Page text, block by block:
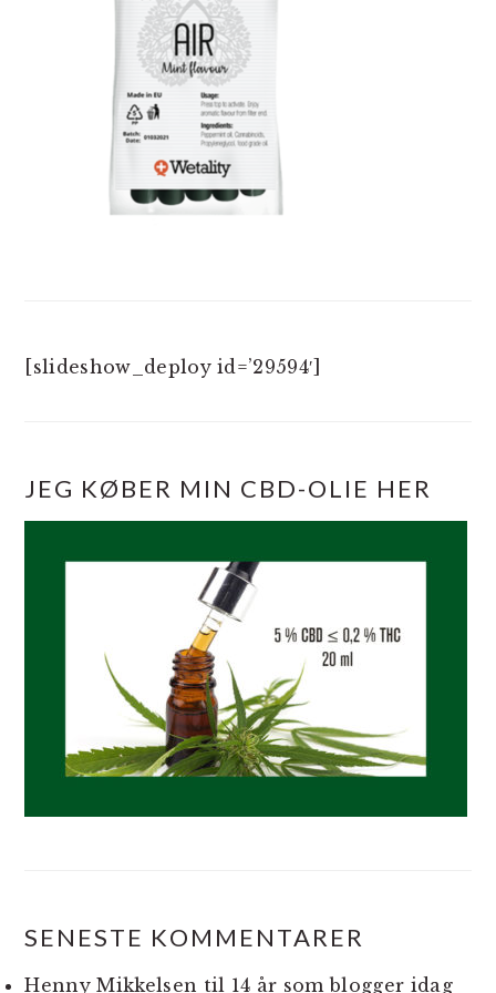
[slideshow_deploy id=’29594′]
JEG KØBER MIN CBD-OLIE HER
SENESTE KOMMENTARER
Henny Mikkelsen til 14 år som blogger idag